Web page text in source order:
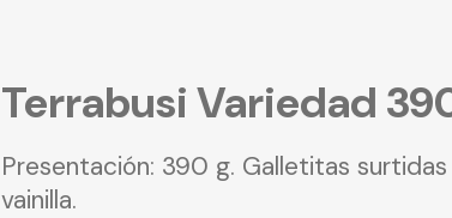
Terrabusi Variedad
Presentación: 390 g. Galletitas
vainilla.